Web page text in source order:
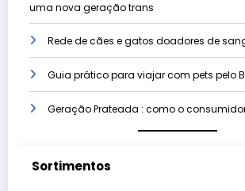
uma nova geração trans
Rede de cães e gatos doadores de
Guia prático para viajar com pets pelo
Geração Prateada : como o
Sortimentos